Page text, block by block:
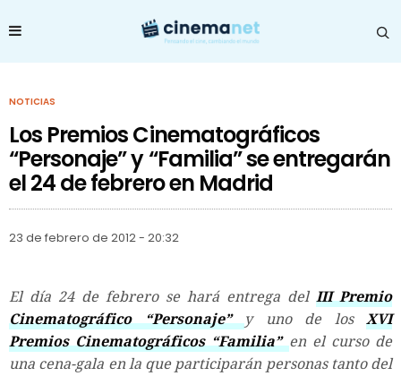
NOTICIAS
Los Premios Cinematográficos
“Personaje” y “Familia” se entregarán
el 24 de febrero en Madrid
23 de febrero de 2012 - 20:32
El día 24 de febrero se hará entrega del III Premio
Cinematográfico “Personaje”y uno de los XVI
Premios Cinematográficos “Familia” en el curso de
una cena-gala en la que participarán personas tanto del